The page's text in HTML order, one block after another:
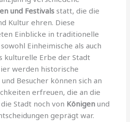
und Festivals statt, die die
Kultur ehren. Diese
Einblicke in traditionelle
Einheimische als auch
kulturelle Erbe der Stadt
werden historische
Besucher können sich an
erfreuen, die an die
Stadt noch von Königen und
geprägt war.